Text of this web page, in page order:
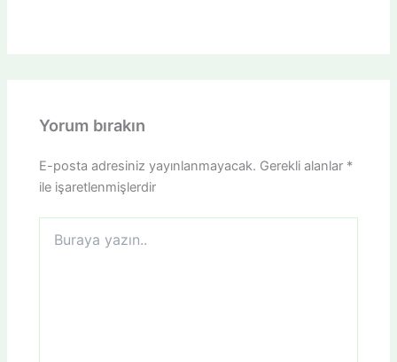
Yorum bırakın
E-posta adresiniz yayınlanmayacak. Gerekli alanlar *
ile işaretlenmişlerdir
yazın..